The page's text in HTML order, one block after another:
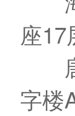
座
字楼